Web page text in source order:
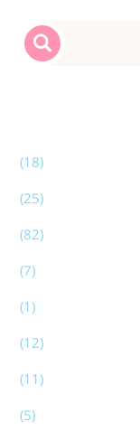
(18)
(25)
(82)
(7)
(1)
(12)
(11)
(5)